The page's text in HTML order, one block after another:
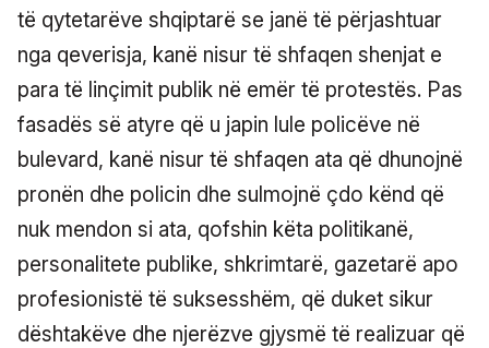
të qytetarëve shqiptarë se janë të përjashtuar
nga qeverisja, kanë nisur të shfaqen shenjat e
para të linçimit publik në emër të protestës. Pas
fasadës së atyre që u japin lule policëve në
bulevard, kanë nisur të shfaqen ata që dhunojnë
pronën dhe policin dhe sulmojnë çdo kënd që
nuk mendon si ata, qofshin këta politikanë,
personalitete publike, shkrimtarë, gazetarë apo
profesionistë të suksesshëm, që duket sikur
dështakëve dhe njerëzve gjysmë të realizuar që